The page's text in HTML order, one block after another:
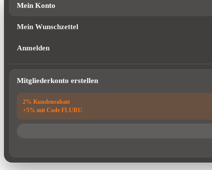
Mein Konto
Mein Wunschzettel
Anmelden
Mitgliederkonto erstellen